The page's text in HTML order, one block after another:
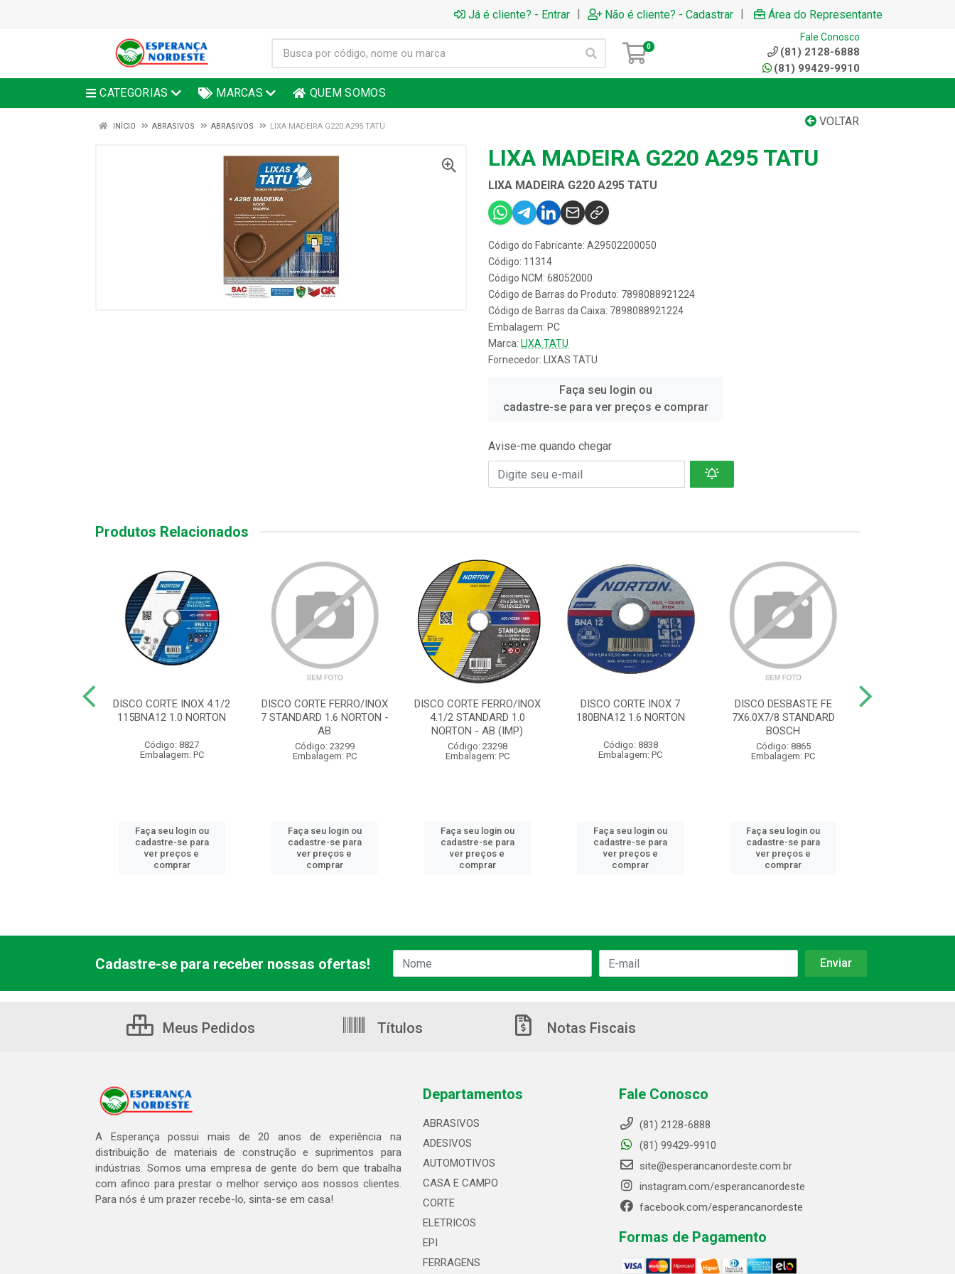
Já é cliente? - Entrar | Não é cliente? - Cadastrar | Área do Representante
0
Fale Conosco
(81) 2128-6888
(81) 99429-9910
CATEGORIAS MARCAS QUEM SOMOS
VOLTAR
INÍCIO ABRASIVOS ABRASIVOS LIXA MADEIRA G220 A295 TATU
LIXA MADEIRA G220 A295 TATU
LIXA MADEIRA G220 A295 TATU
Código do Fabricante: A29502200050
Código: 11314
Código NCM: 68052000
Código de Barras do Produto: 7898088921224
Código de Barras da Caixa: 7898088921224
Embalagem: PC
Marca: LIXA TATU
Fornecedor:
LIXAS TATU
Faça seu login ou
cadastre-se para ver preços e comprar
Avise-me quando chegar
Produtos Relacionados
DISCO CORTE INOX 4.1/2
115BNA12 1.0 NORTON
Código: 8827
Embalagem: PC
Faça seu login ou
cadastre-se para
ver preços e
comprar
DISCO CORTE FERRO/INOX
7 STANDARD 1.6 NORTON -
AB
Código: 23299
Embalagem: PC
Faça seu login ou
cadastre-se para
ver preços e
comprar
DISCO CORTE FERRO/INOX
4.1/2 STANDARD 1.0
NORTON - AB (IMP)
Código: 23298
Embalagem: PC
Faça seu login ou
cadastre-se para
ver preços e
comprar
DISCO CORTE INOX 7
180BNA12 1.6 NORTON
Código: 8838
Embalagem: PC
Faça seu login ou
cadastre-se para
ver preços e
comprar
DISCO DESBASTE FE
7X6.0X7/8 STANDARD
BOSCH
Código: 8865
Embalagem: PC
Faça seu login ou
cadastre-se para
ver preços e
comprar
Cadastre-se para receber nossas ofertas!
Meus Pedidos Títulos Notas Fiscais
A Esperança possui mais de 20 anos de experiência na
distribuição de materiais de construção e suprimentos para
indústrias. Somos uma empresa de gente do bem que trabalha
com afinco para prestar o melhor serviço aos nossos clientes.
Para nós é um prazer recebe-lo, sinta-se em casa!
Departamentos
ABRASIVOS
ADESIVOS
AUTOMOTIVOS
CASA E CAMPO
CORTE
ELETRICOS
EPI
FERRAGENS
Fale Conosco
(81) 2128-6888
(81) 99429-9910
site@esperancanordeste.com.br
instagram.com/esperancanordeste
facebook.com/esperancanordeste
Formas de Pagamento